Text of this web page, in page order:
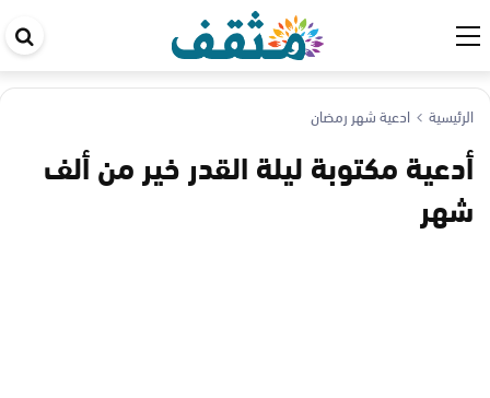
الرئيسية ادعية شهر رمضان
أدعية مكتوبة ليلة القدر خير من ألف
شهر